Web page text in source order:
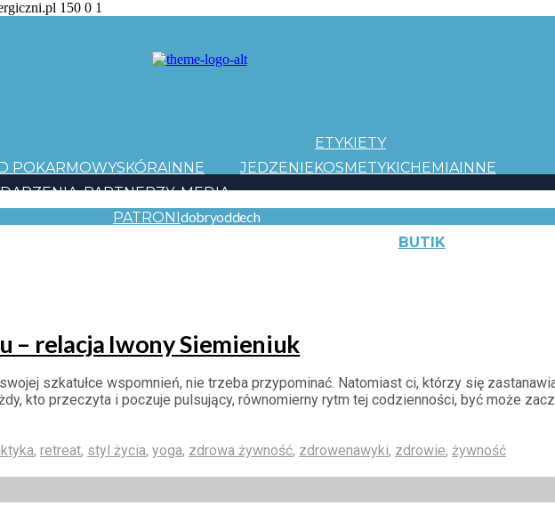
150 0 1
POKARMOWYSKÓRAINNE
ETYKIETY
JEDZENIEKOSMETYKICHEMIAINNE
PARTNERZY
PATRONI
MEDIA
BUTIK
dobryoddech
– relacja Iwony Siemieniuk
szkatułce wspomnień, nie trzeba przypominać. Natomiast ci, którzy się
kto przeczyta i poczuje pulsujący, równomierny rytm tej codzienności, być może
, retreat, styl życia, yoga, zdrowa żywność, zdrowenawyki, zdrowie, żywność